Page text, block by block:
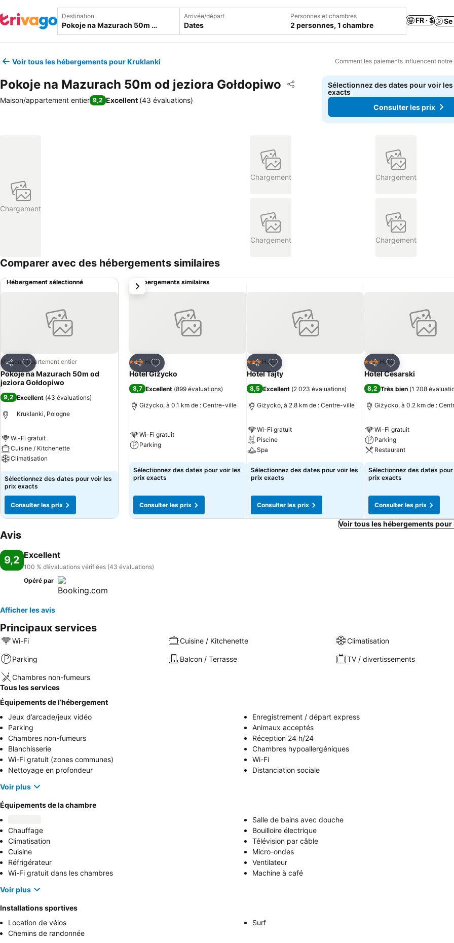
Destination Arrivée/départ
Dates
Personnes et chambres
2 personnes, 1 chambre
FR · $
Voir tous les hébergements pour Kruklanki Comment les paiements influencent
Pokoje na Mazurach 50m od jeziora Gołdopiwo Partager
Ajouter à mes favoris
Maison/appartement entier 9,2 Excellent (43 évaluations)
Sélectionnez des dates pour voir
exacts
Consulter les prix
Chargement
Chargement Chargement
Chargement Chargement
Comparer avec des hébergements similaires
Hébergement sélectionné
Partager
Ajouter à mes favoris
Maison/appartement entier
Pokoje na Mazurach 50m od
jeziora Gołdopiwo
9,2 Excellent (43 évaluations)
Kruklanki, Pologne
Wi-Fi gratuit
Cuisine / Kitchenette
Climatisation
Sélectionnez des dates pour voir les
prix exacts
Consulter les prix
Hébergements similaires
Partager
Ajouter à mes favoris
3 ÉtoilesHotel
Hotel Giżycko
8,7 Excellent (899 évaluations)
Giżycko, à 0.1 km de : Centre-ville
Wi-Fi gratuit
Parking
Sélectionnez des dates pour voir les
prix exacts
Consulter les prix
Partager
Ajouter à mes favoris
3 ÉtoilesHotel
Hotel Tajty
8,5 Excellent (2 023 évaluations)
Giżycko, à 2.8 km de : Centre-ville
Wi-Fi gratuit
Piscine
Spa
Sélectionnez des dates pour voir les
prix exacts
Consulter les prix
Partager
Ajouter à mes
3 ÉtoilesHotel
Hotel Cesarski
8,2 Très bien (1 208
Giżycko, à 0.2 km de :
Wi-Fi gratuit
Parking
Restaurant
Sélectionnez des dates pour
prix exacts
Consulter les prix
suivant
Voir tous les hébergements
Avis
9,2 Excellent
100 % d’évaluations vérifiées (43 évaluations)
Opéré par
Afficher les avis
Principaux services
Wi-Fi Cuisine / Kitchenette Climatisation
Parking Balcon / Terrasse TV / divertissements
Chambres non-fumeurs
Tous les services
Équipements de l’hébergement
Jeux d’arcade/jeux vidéo
Enregistrement / départ express
Parking
Animaux acceptés
Chambres non-fumeurs
Réception 24 h/24
Blanchisserie
Chambres hypoallergéniques
Wi-Fi gratuit (zones communes)
Wi-Fi
Nettoyage en profondeur
Distanciation sociale
Voir plus
Équipements de la chambre
Salle de bains avec douche
Chauffage
Bouilloire électrique
Climatisation
Télévision par câble
Cuisine
Micro-ondes
Réfrigérateur
Ventilateur
Wi-Fi gratuit dans les chambres
Machine à café
Voir plus
Installations sportives
Location de vélos
Surf
Chemins de randonnée